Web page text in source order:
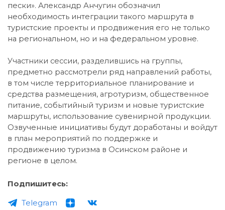
пески». Александр Анчугин обозначил
необходимость интеграции такого маршрута в
туристские проекты и продвижения его не только
на региональном, но и на федеральном уровне.
Участники сессии, разделившись на группы,
предметно рассмотрели ряд направлений работы,
в том числе территориальное планирование и
средства размещения, агротуризм, общественное
питание, событийный туризм и новые туристские
маршруты, использование сувенирной продукции.
Озвученные инициативы будут доработаны и войдут
в план мероприятий по поддержке и
продвижению туризма в Осинском районе и
регионе в целом.
Подпишитесь:
Telegram